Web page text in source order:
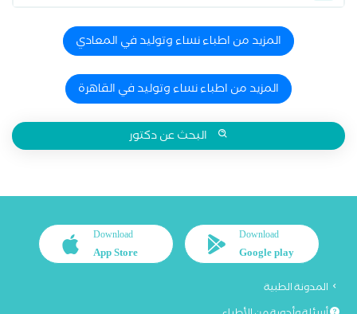
المزيد من اطباء نساء وتوليد في المعادي
المزيد من اطباء نساء وتوليد في القاهرة
البحث عن دكتور
Download
Google play
Download
App Store
المدونة الطبية